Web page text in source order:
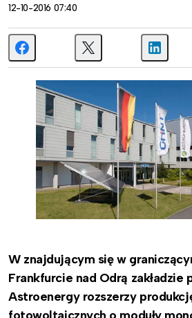
12-10-2016 07:40
W znajdującym się w
Frankfurcie nad Odrą zakładzie
Astroenergy rozszerzy